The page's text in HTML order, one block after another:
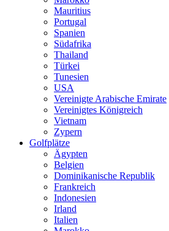
Mauritius
Portugal
Spanien
Südafrika
Thailand
Türkei
Tunesien
USA
Vereinigte Arabische Emirate
Vereinigtes Königreich
Vietnam
Zypern
Golfplätze
Ägypten
Belgien
Dominikanische Republik
Frankreich
Indonesien
Irland
Italien